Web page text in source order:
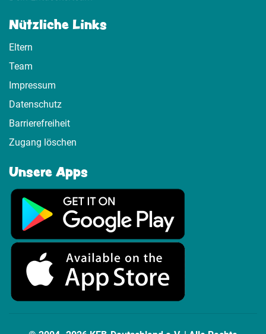
Nützliche Links
Eltern
Team
Impressum
Datenschutz
Barrierefreiheit
Zugang löschen
Unsere Apps